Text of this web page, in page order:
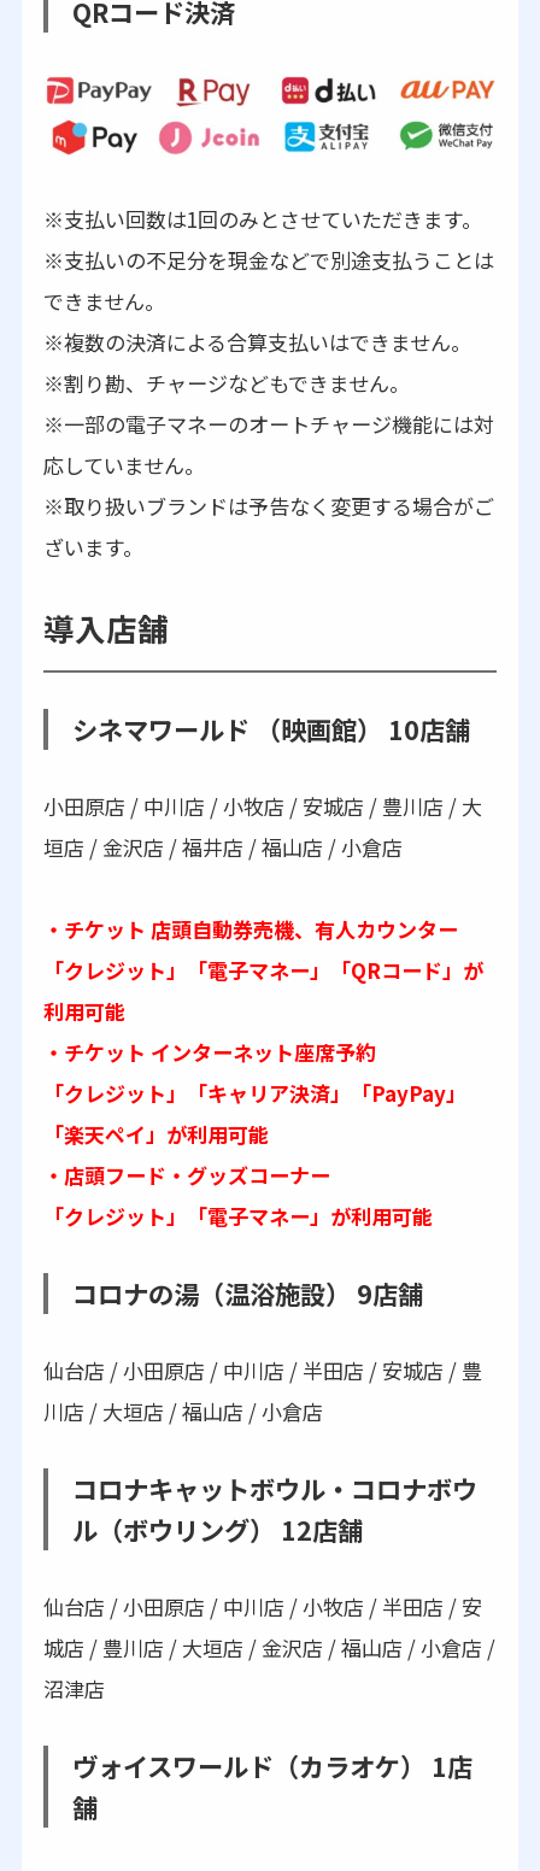
QRコード決済
※支払い回数は1回のみとさせていただきます。
※支払いの不足分を現金などで別途支払うことは
できません。
※複数の決済による合算支払いはできません。
※割り勘、チャージなどもできません。
※一部の電子マネーのオートチャージ機能には対
応していません。
※取り扱いブランドは予告なく変更する場合がご
ざいます。
導入店舗
シネマワールド （映画館） 10店舗
小田原店 / 中川店 / 小牧店 / 安城店 / 豊川店 / 大
垣店 / 金沢店 / 福井店 / 福山店 / 小倉店
・チケット 店頭自動券売機、有人カウンター
「クレジット」「電子マネー」「QRコード」が
利用可能
・チケット インターネット座席予約
「クレジット」「キャリア決済」「PayPay」
「楽天ペイ」が利用可能
・店頭フード・グッズコーナー
「クレジット」「電子マネー」が利用可能
コロナの湯（温浴施設） 9店舗
仙台店 / 小田原店 / 中川店 / 半田店 / 安城店 / 豊
川店 / 大垣店 / 福山店 / 小倉店
コロナキャットボウル・コロナボウ
ル（ボウリング） 12店舗
仙台店 / 小田原店 / 中川店 / 小牧店 / 半田店 / 安
城店 / 豊川店 / 大垣店 / 金沢店 / 福山店 / 小倉店 /
沼津店
ヴォイスワールド（カラオケ） 1店
舗